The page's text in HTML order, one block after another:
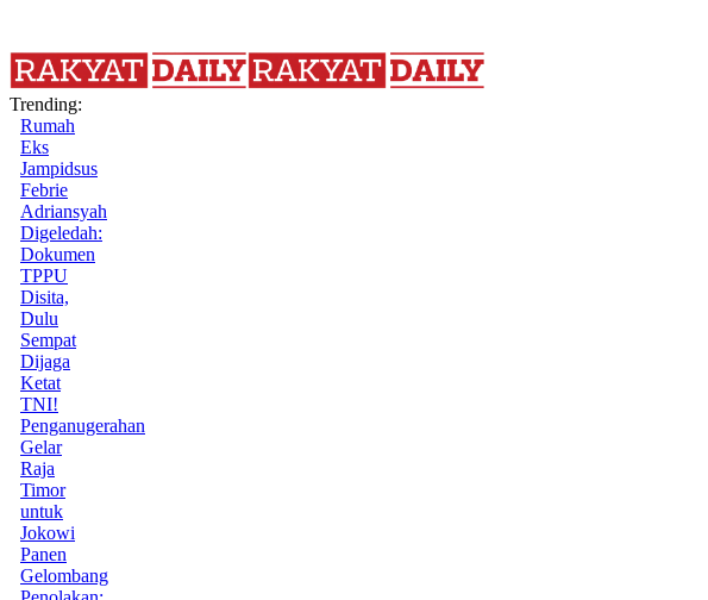
Trending:
Rumah
Eks
Jampidsus
Febrie
Adriansyah
Digeledah:
Dokumen
TPPU
Disita,
Dulu
Sempat
Dijaga
Ketat
TNI!
Penganugerahan
Gelar
Raja
Timor
untuk
Jokowi
Panen
Gelombang